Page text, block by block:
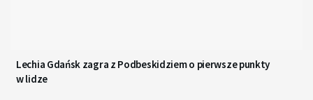
Lechia Gdańsk zagra z Podbeskidziem o pierwsze punkty
w lidze